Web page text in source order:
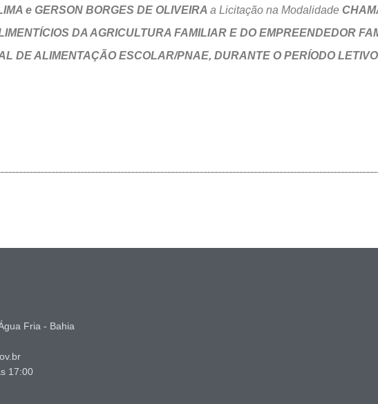
e GERSON BORGES DE OLIVEIRA a Licitação na Modalidade
DA AGRICULTURA FAMILIAR E DO EMPREENDEDOR
DE ALIMENTAÇÃO ESCOLAR/PNAE, DURANTE O PERÍODO
Fria - Bahia
17:00